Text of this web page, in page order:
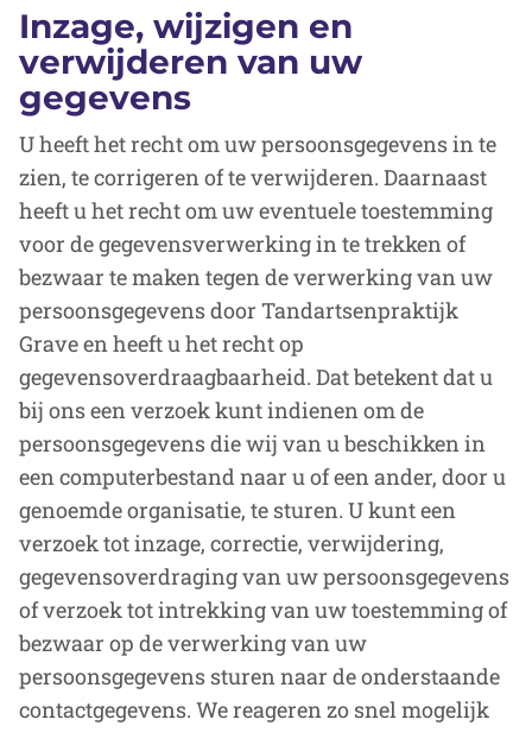
Inzage, wijzigen en
verwijderen van uw
gegevens
U heeft het recht om uw persoonsgegevens in te
zien, te corrigeren of te verwijderen. Daarnaast
heeft u het recht om uw eventuele toestemming
voor de gegevensverwerking in te trekken of
bezwaar te maken tegen de verwerking van uw
persoonsgegevens door Tandartsenpraktijk
Grave en heeft u het recht op
gegevensoverdraagbaarheid. Dat betekent dat u
bij ons een verzoek kunt indienen om de
persoonsgegevens die wij van u beschikken in
een computerbestand naar u of een ander, door u
genoemde organisatie, te sturen. U kunt een
verzoek tot inzage, correctie, verwijdering,
gegevensoverdraging van uw persoonsgegevens
of verzoek tot intrekking van uw toestemming of
bezwaar op de verwerking van uw
persoonsgegevens sturen naar de onderstaande
contactgegevens. We reageren zo snel mogelijk